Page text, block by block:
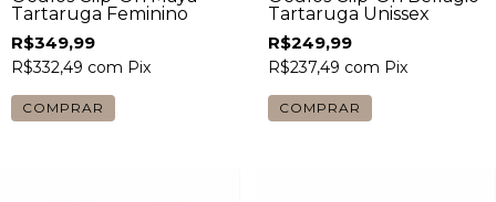
Tartaruga Feminino
R$349,99
R$332,49 com Pix
Tartaruga Unissex
R$249,99
R$237,49 com Pix